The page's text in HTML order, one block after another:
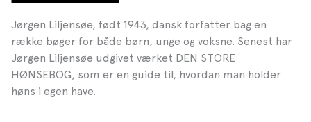
Jørgen Liljensøe, født 1943, dansk forfatter bag en
række bøger for både børn, unge og voksne. Senest har
Jørgen Liljensøe udgivet værket DEN STORE
HØNSEBOG, som er en guide til, hvordan man holder
høns i egen have.